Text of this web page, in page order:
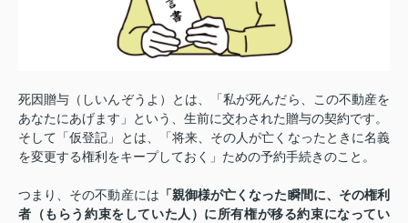
死因贈与（しいんぞうよ）とは、「私が死んだら、この不動産を
あなたにあげます」という、生前に交わされた贈与の契約です。
そして「仮登記」とは、「将来、その人が亡くなったときに名義
を変更する権利をキープしておく」ための予約手続きのこと。
つまり、その不動産には 「親御様が亡くなった瞬間に、その権利
者（もらう約束をしていた人）に所有権が移る約束になってい